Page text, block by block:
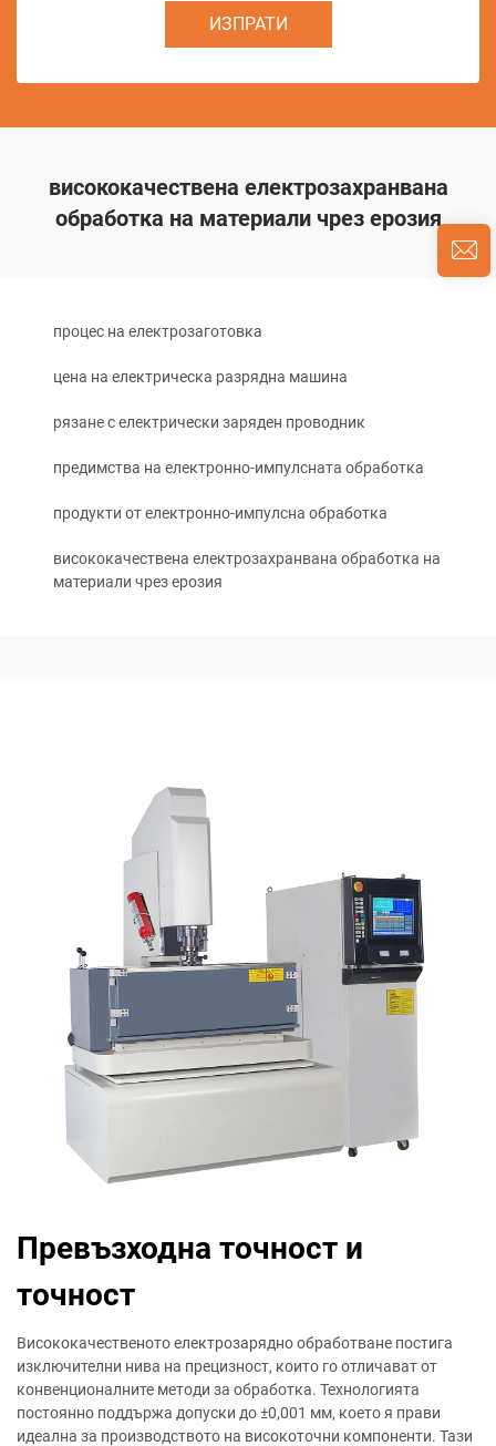
ИЗПРАТИ
висококачествена електрозахранвана
обработка на материали чрез ерозия
процес на електрозаготовка
цена на електрическа разрядна машина
рязане с електрически заряден проводник
предимства на електронно-импулсната обработка
продукти от електронно-импулсна обработка
висококачествена електрозахранвана обработка на
материали чрез ерозия
Превъзходна точност и
точност
Висококачественото електрозарядно обработване постига
изключителни нива на прецизност, които го отличават от
конвенционалните методи за обработка. Технологията
постоянно поддържа допуски до ±0,001 мм, което я прави
идеална за производството на високоточни компоненти. Тази